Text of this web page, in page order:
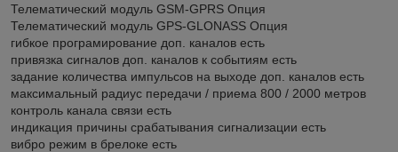
Телематический модуль GSM-GPRS Опция
Телематический модуль GPS-GLONASS Опция
гибкое програмирование доп. каналов есть
привязка сигналов доп. каналов к событиям есть
задание количества импульсов на выходе доп. каналов есть
максимальный радиус передачи / приема 800 / 2000 метров
контроль канала связи есть
индикация причины срабатывания сигнализации есть
вибро режим в брелоке есть